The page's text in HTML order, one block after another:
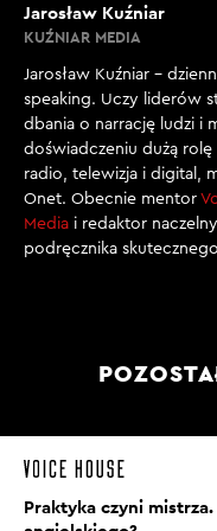
usłyszeć nad Wisłą
[00:02:30]
O. PIETRYKIEWICZ:
chciała te słówka
natomiast to się
jest mój trenerski
większy niż twój -
mogła spać
"volatile".
[00:03:09]
REDAKTOR J.
wywieszamy białą
Jarosław Kuźniar
KUŹNIAR MEDIA
Jarosław Kuźniar –
speaking. Uczy liderów
dbania o narrację ludzi i
doświadczeniu dużą rolę
radio, telewizja i digital,
Onet. Obecnie mentor
Media i redaktor
podręcznika
Praktyka czyni